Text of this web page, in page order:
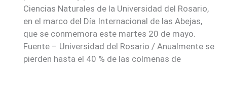
Ciencias Naturales de la Universidad del Rosario,
en el marco del Día Internacional de las Abejas,
que se conmemora este martes 20 de mayo.
Fuente – Universidad del Rosario / Anualmente se
pierden hasta el 40 % de las colmenas de